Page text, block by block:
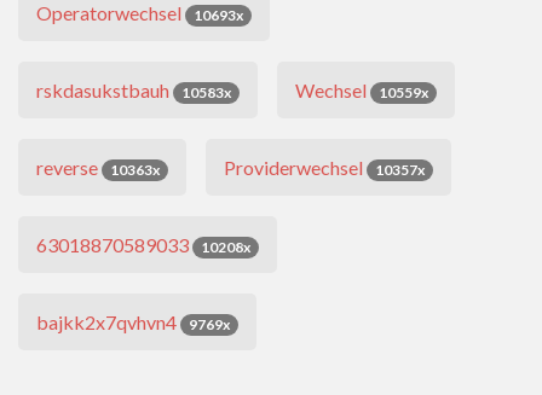
Operatorwechsel 10693x
rskdasukstbauh 10583x Wechsel 10559x
reverse 10363x Providerwechsel 10357x
63018870589033 10208x
bajkk2x7qvhvn4 9769x